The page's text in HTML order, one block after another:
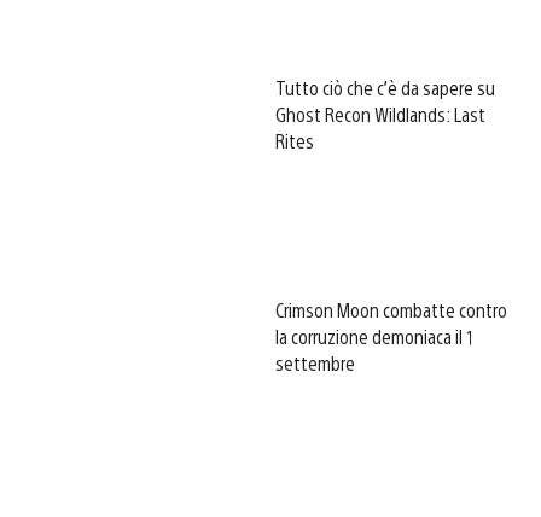
Tutto ciò che c’è da sapere su
Ghost Recon Wildlands: Last
Rites
Crimson Moon combatte contro
la corruzione demoniaca il 1
settembre